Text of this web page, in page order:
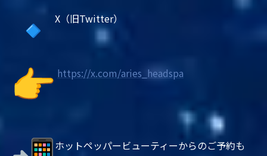
X（旧Twitter）
https://x.com/aries_headspa
ホットペッパービューティーからのご予約も